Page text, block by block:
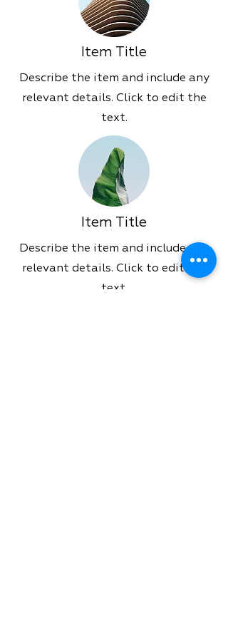
Item Title
Describe the item and include any
relevant details. Click to edit the
text.
Item Title
Describe the item and include any
relevant details. Click to edit the
text.